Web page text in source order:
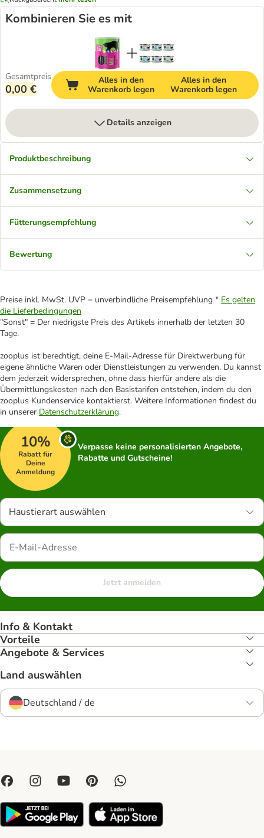
Kombinieren Sie es mit
Gesamtpreis
0,00 €
Alles in den
Warenkorb legen
Alles in den
Warenkorb legen
Details anzeigen
Produktbeschreibung
Zusammensetzung
Fütterungsempfehlung
Bewertung
Preise inkl. MwSt. UVP = unverbindliche Preisempfehlung * Es gelten
die Lieferbedingungen
"Sonst" = Der niedrigste Preis des Artikels innerhalb der letzten 30
Tage.
zooplus ist berechtigt, deine E-Mail-Adresse für Direktwerbung für
eigene ähnliche Waren oder Dienstleistungen zu verwenden. Du kannst
dem jederzeit widersprechen, ohne dass hierfür andere als die
Übermittlungskosten nach den Basistarifen entstehen, indem du den
zooplus Kundenservice kontaktierst. Weitere Informationen findest du
in unserer Datenschutzerklärung.
10%
Rabatt für
Deine
Anmeldung
Verpasse keine personalisierten Angebote,
Rabatte und Gutscheine!
Haustierart auswählen
Jetzt anmelden
Info & Kontakt
Vorteile
Angebote & Services
Land auswählen
Deutschland / de